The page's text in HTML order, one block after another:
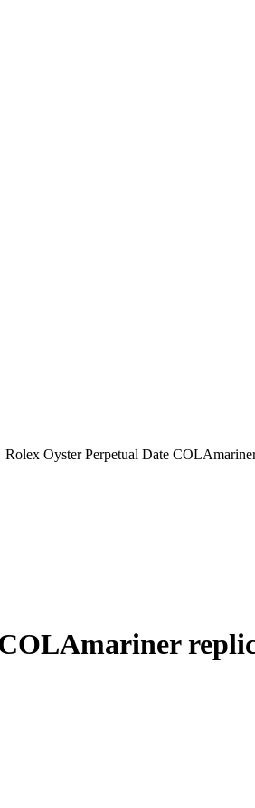
Rolex Oyster Perpetual Date